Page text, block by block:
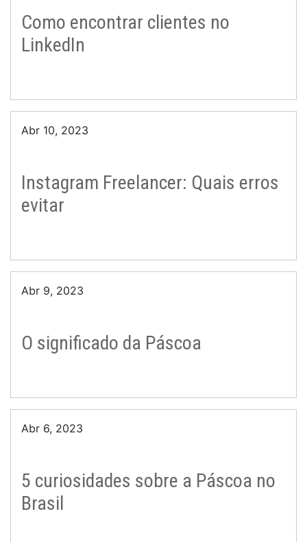
Como encontrar clientes no
LinkedIn
Abr 10, 2023
Instagram Freelancer: Quais erros
evitar
Abr 9, 2023
O significado da Páscoa
Abr 6, 2023
5 curiosidades sobre a Páscoa no
Brasil